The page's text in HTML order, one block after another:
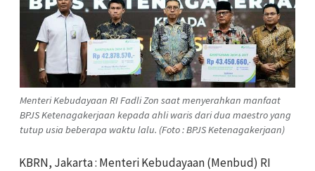
Menteri Kebudayaan RI Fadli Zon saat menyerahkan manfaat
BPJS Ketenagakerjaan kepada ahli waris dari dua maestro yang
tutup usia beberapa waktu lalu. (Foto : BPJS Ketenagakerjaan)
KBRN, Jakarta : Menteri Kebudayaan (Menbud) RI